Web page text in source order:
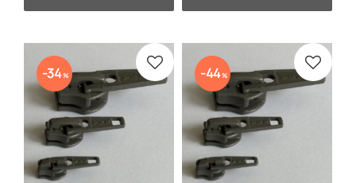
34% Add to favorites
44% Add to